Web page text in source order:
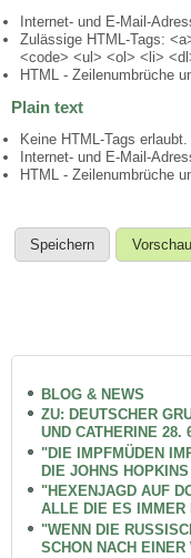
Internet- und E-Mail-
Zulässige HTML-Tags:
<code> <ul> <ol> <li>
HTML - Zeilenumbrüche
Plain text
Keine HTML-Tags erlaubt.
Internet- und E-Mail-
HTML - Zeilenumbrüche
BLOG & NEWS
ZU: DEUTSCHER
UND CATHERINE 28.
"DIE IMPFMÜDEN
DIE JOHNS
"HEXENJAGD AUF
ALLE DIE ES IMMER
"WENN DIE
SCHON NACH